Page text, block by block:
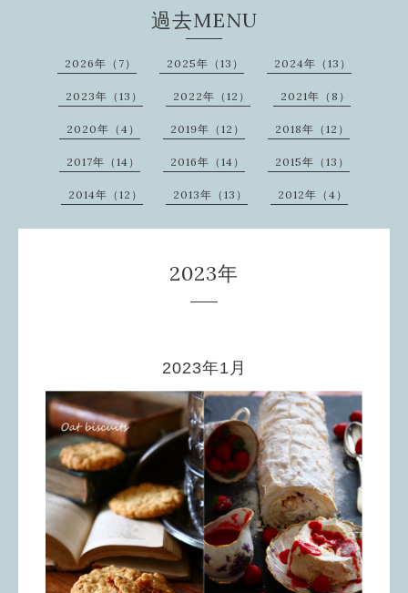
過去MENU
2026年（7） 2025年（13） 2024年（13）
2023年（13） 2022年（12） 2021年（8）
2020年（4） 2019年（12） 2018年（12）
2017年（14） 2016年（14） 2015年（13）
2014年（12） 2013年（13） 2012年（4）
2023年
2023年1月